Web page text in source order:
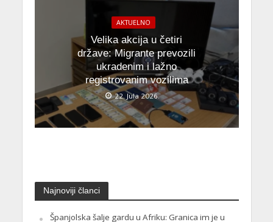
AKTUELNO
Velika akcija u četiri
države: Migrante prevozili
ukradenim i lažno
registrovanim vozilima
22. Jula 2026.
Najnoviji članci
Španjolska šalje gardu u Afriku: Granica im je u